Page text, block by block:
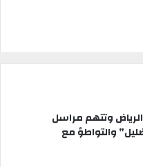
وتتهم مراسل
والتواطؤ مع